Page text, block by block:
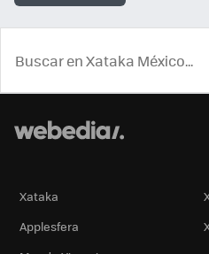
Xataka
Applesfera